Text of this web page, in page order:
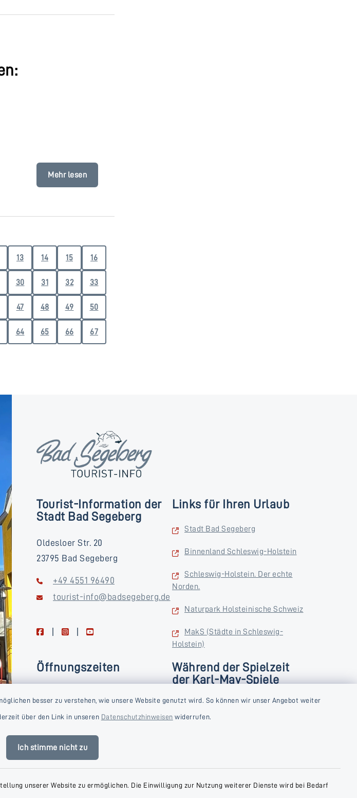
besser zu verstehen, wie unsere Website genutzt wird. So können wir unser Angebot weiter
über den Link in unseren Datenschutzhinweisen widerrufen.
Ich stimme nicht zu
unserer Website zu ermöglichen. Die Einwilligung zur Nutzung weiterer Dienste wird bei Bedarf
Mehr lesen
13 14 15 16
30 31 32 33
47 48 49 50
64 65 66 67
Tourist-Information der
Stadt Bad Segeberg
Oldesloer Str. 20
23795 Bad Segeberg
+49 4551 96490
tourist-info@badsegeberg.de
facebookinstagramyoutube
Links für Ihren Urlaub
Stadt Bad Segeberg
Binnenland Schleswig-Holstein
Schleswig-Holstein. Der echte
Norden.
Naturpark Holsteinische Schweiz
MakS (Städte in Schleswig-
Holstein)
Öffnungszeiten
Freitag
09:00-16:00 Uhr
Mittwoch
09:00-14:00 Uhr
Während der Spielzeit
der Karl-May-Spiele
Donnerstag und Freitag